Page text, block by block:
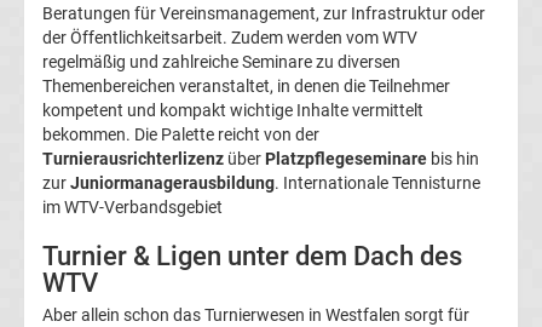
Tabelle
Champions
League
Europa
Beratungen für Vereinsmanagement, zur Infrastruktur oder
der Öffentlichkeitsarbeit. Zudem werden vom WTV
regelmäßig und zahlreiche Seminare zu diversen
Themenbereichen veranstaltet, in denen die Teilnehmer
kompetent und kompakt wichtige Inhalte vermittelt
bekommen. Die Palette reicht von der
Turnierausrichterlizenz über Platzpflegeseminare bis hin
zurJuniormanagerausbildung. Internationale Tennisturne
im WTV-Verbandsgebiet
Turnier & Ligen unter dem Dach des
WTV
Aber allein schon das Turnierwesen in Westfalen sorgt für